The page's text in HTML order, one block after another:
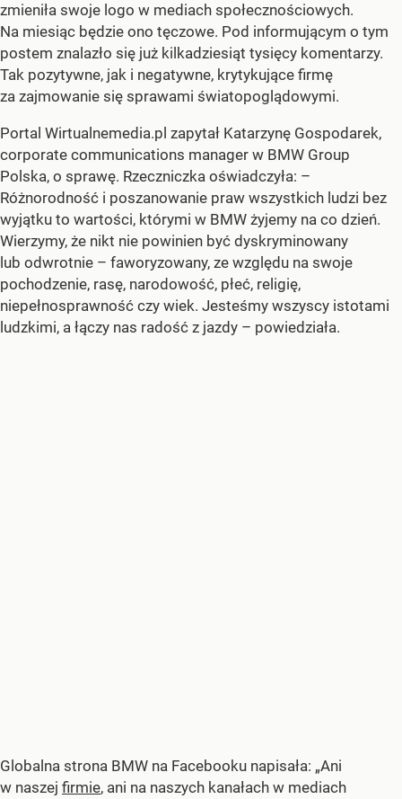
zmieniła swoje logo w mediach społecznościowych.
Na miesiąc będzie ono tęczowe. Pod informującym o tym
postem znalazło się już kilkadziesiąt tysięcy komentarzy.
Tak pozytywne, jak i negatywne, krytykujące firmę
za zajmowanie się sprawami światopoglądowymi.
Portal Wirtualnemedia.pl zapytał Katarzynę Gospodarek,
corporate communications manager w BMW Group
Polska, o sprawę. Rzeczniczka oświadczyła: –
Różnorodność i poszanowanie praw wszystkich ludzi bez
wyjątku to wartości, którymi w BMW żyjemy na co dzień.
Wierzymy, że nikt nie powinien być dyskryminowany
lub odwrotnie – faworyzowany, ze względu na swoje
pochodzenie, rasę, narodowość, płeć, religię,
niepełnosprawność czy wiek. Jesteśmy wszyscy istotami
ludzkimi, a łączy nas radość z jazdy – powiedziała.
Globalna strona BMW na Facebooku napisała: „Ani
w naszej firmie, ani na naszych kanałach w mediach